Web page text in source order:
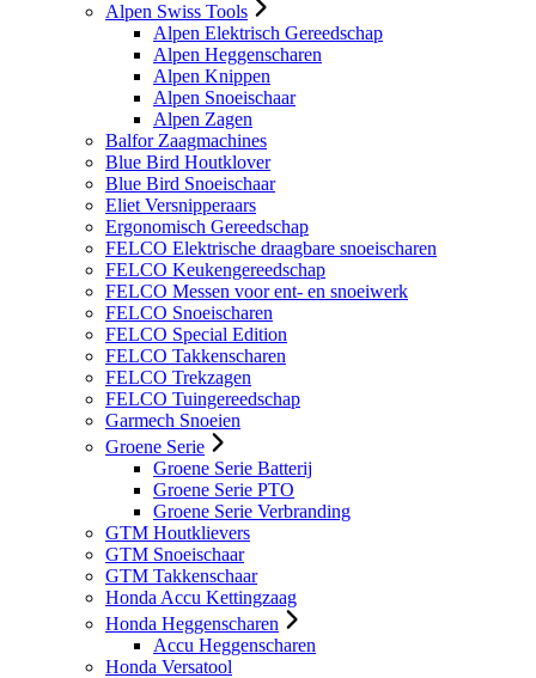
Alpen Swiss Tools
Alpen Elektrisch Gereedschap
Alpen Heggenscharen
Alpen Knippen
Alpen Snoeischaar
Alpen Zagen
Balfor Zaagmachines
Blue Bird Houtklover
Blue Bird Snoeischaar
Eliet Versnipperaars
Ergonomisch Gereedschap
FELCO Elektrische draagbare snoeischaren
FELCO Keukengereedschap
FELCO Messen voor ent- en snoeiwerk
FELCO Snoeischaren
FELCO Special Edition
FELCO Takkenscharen
FELCO Trekzagen
FELCO Tuingereedschap
Garmech Snoeien
Groene Serie
Groene Serie Batterij
Groene Serie PTO
Groene Serie Verbranding
GTM Houtklievers
GTM Snoeischaar
GTM Takkenschaar
Honda Accu Kettingzaag
Honda Heggenscharen
Accu Heggenscharen
Honda Versatool